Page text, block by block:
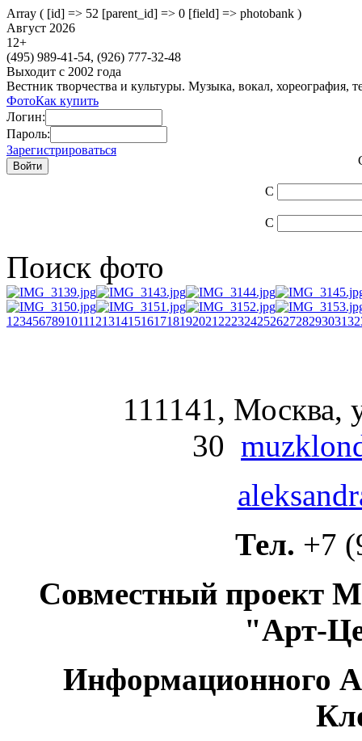
Array ( [id] => 52 [parent_id] => 0 [field] => photobank )
Август 2026
12+
(495) 989-41-54, (926) 777-32-48
Выходит с 2002 года
Вестник творчества и культуры. Музыка, вокал, хореография,
ФотоКак купить
Логин:
Пароль:
Зарегистрироваться
С
С
Поиск фото
1 23456789101112131415161718192021 2223242526272829303132
111141, Москва,
30
Тел. +7
Совместный проект
"Арт-
Информационного